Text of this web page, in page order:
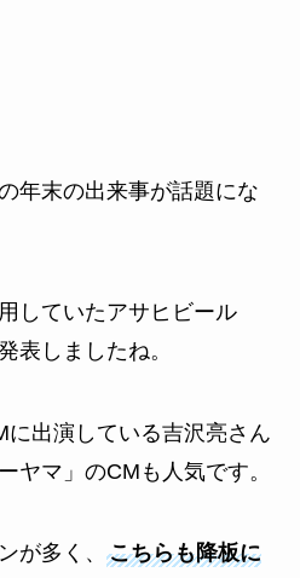
年末の出来事が話題にな
していたアサヒビール
表しましたね。
に出演している吉沢亮さん
ヤマ」のCMも人気です。
が多く、 こちらも降板に